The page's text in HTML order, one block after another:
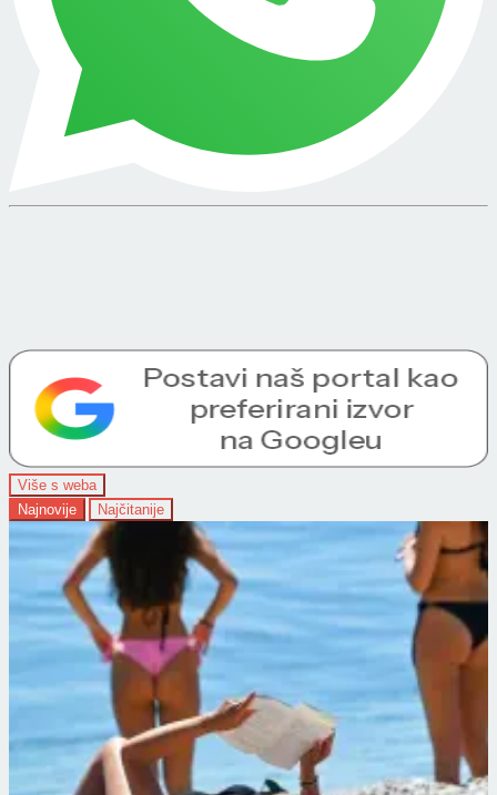
Više s weba
Najnovije
Najčitanije